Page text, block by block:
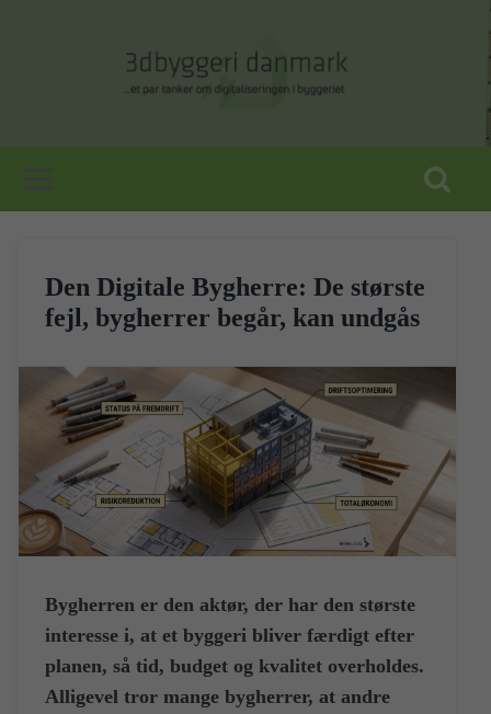
Den Digitale Bygherre: De største
fejl, bygherrer begår, kan undgås
Bygherren er den aktør, der har den største
interesse i, at et byggeri bliver færdigt efter
planen, så tid, budget og kvalitet overholdes.
Alligevel tror mange bygherrer, at andre